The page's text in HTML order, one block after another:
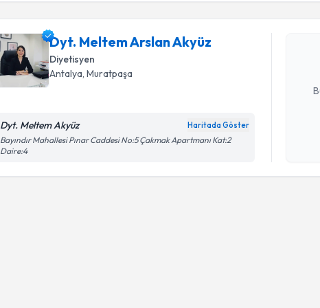
Dyt. Meltem Arslan Akyüz
Diyetisyen
Antalya, Muratpaşa
Dyt. Meltem Akyüz Haritada Göster
Bayındır Mahallesi Pınar Caddesi No:5 Çakmak Apartmanı Kat:2
Daire:4
Dyt.
oluşturun.